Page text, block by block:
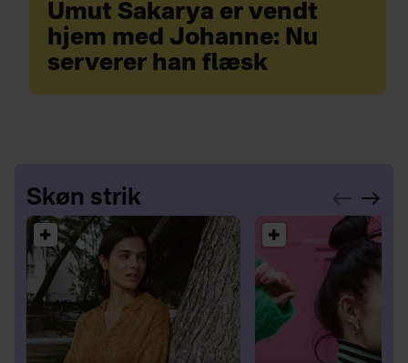
Umut Sakarya er vendt
hjem med Johanne: Nu
serverer han flæsk
Skøn strik